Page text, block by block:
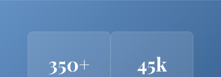
350+ 45k